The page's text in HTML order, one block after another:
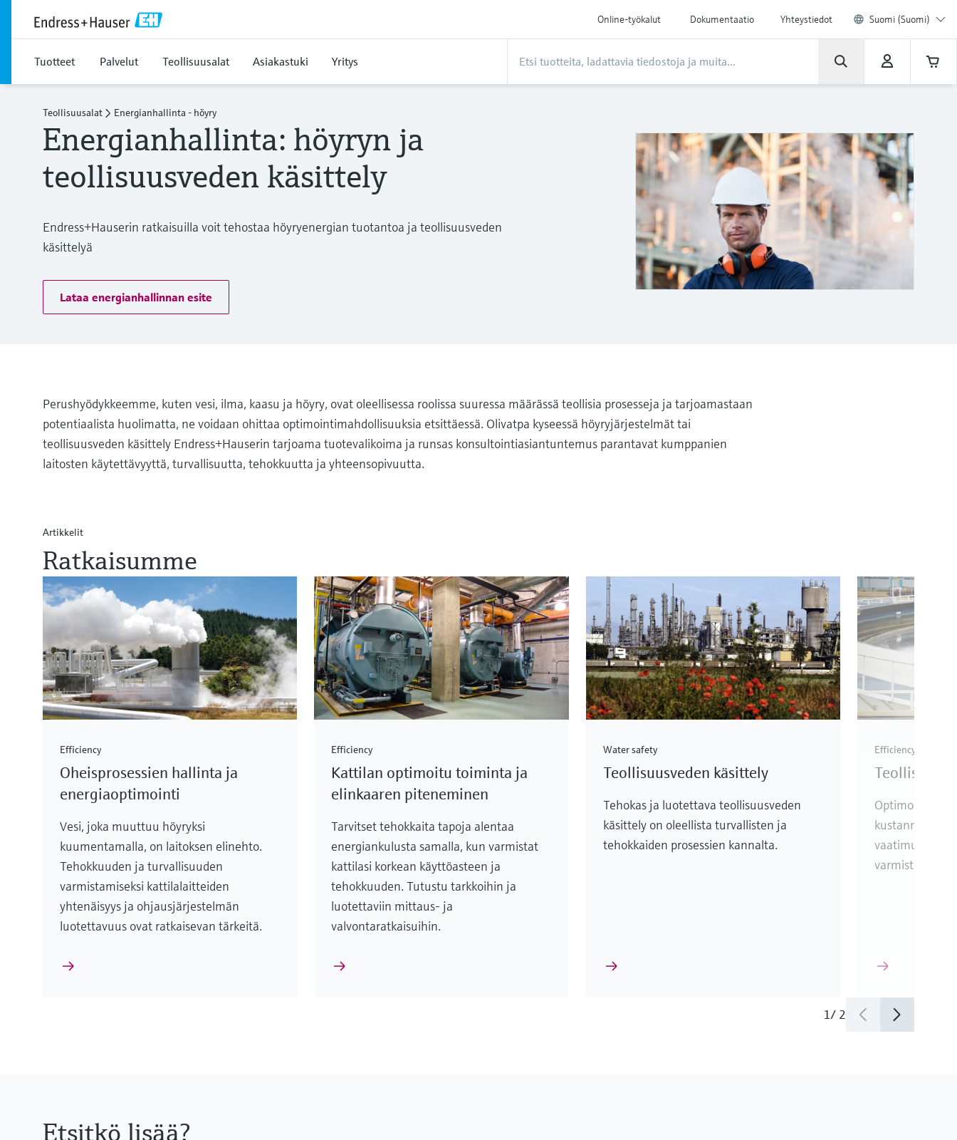
Online-työkalut Dokumentaatio Yhteystiedot Suomi (Suomi)
Tuotteet Palvelut Teollisuusalat Asiakastuki Yritys
Teollisuusalat Energianhallinta - höyry
Energianhallinta: höyryn ja
teollisuusveden käsittely
Endress+Hauserin ratkaisuilla voit tehostaa höyryenergian tuotantoa ja teollisuusveden
käsittelyä
Lataa energianhallinnan esite
Perushyödykkeemme, kuten vesi, ilma, kaasu ja höyry, ovat oleellisessa roolissa suuressa määrässä teollisia prosesseja ja tarjoamastaan
potentiaalista huolimatta, ne voidaan ohittaa optimointimahdollisuuksia etsittäessä. Olivatpa kyseessä höyryjärjestelmät tai
teollisuusveden käsittely Endress+Hauserin tarjoama tuotevalikoima ja runsas konsultointiasiantuntemus parantavat kumppanien
laitosten käytettävyyttä, turvallisuutta, tehokkuutta ja yhteensopivuutta.
Artikkelit
Ratkaisumme
Efficiency
Oheisprosessien hallinta ja
energiaoptimointi
Vesi, joka muuttuu höyryksi
kuumentamalla, on laitoksen elinehto.
Tehokkuuden ja turvallisuuden
varmistamiseksi kattilalaitteiden
yhtenäisyys ja ohjausjärjestelmän
luotettavuus ovat ratkaisevan tärkeitä.
Efficiency
Kattilan optimoitu toiminta ja
elinkaaren piteneminen
Tarvitset tehokkaita tapoja alentaa
energiankulusta samalla, kun varmistat
kattilasi korkean käyttöasteen ja
tehokkuuden. Tutustu tarkkoihin ja
luotettaviin mittaus- ja
valvontaratkaisuihin.
Water safety
Teollisuusveden käsittely
Tehokas ja luotettava teollisuusveden
käsittely on oleellista turvallisten ja
tehokkaiden prosessien kannalta.
Efficiency
Teollisen
Optimoi
1/ 2
Etsitkö lisää?